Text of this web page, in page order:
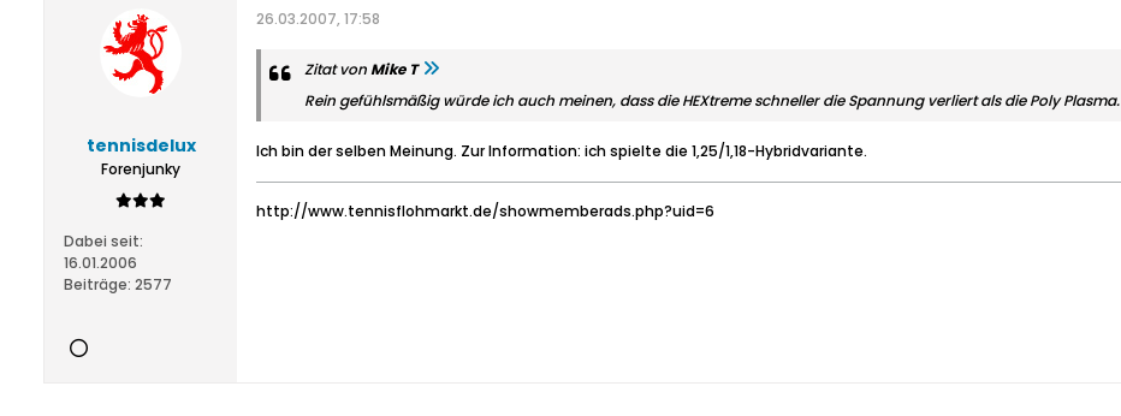
tennisdelux
Forenjunky
Dabei seit:
16.01.2006
Beiträge: 2577
26.03.2007, 17:58
Zitat vonMike T
Rein gefühlsmäßig würde ich auch meinen, dass die HEXtreme schneller die Spannung verliert als die Poly Plasma.
Ich bin der selben Meinung. Zur Information: ich spielte die 1,25/1,18-Hybridvariante.
http://www.tennisflohmarkt.de/showmemberads.php?uid=6